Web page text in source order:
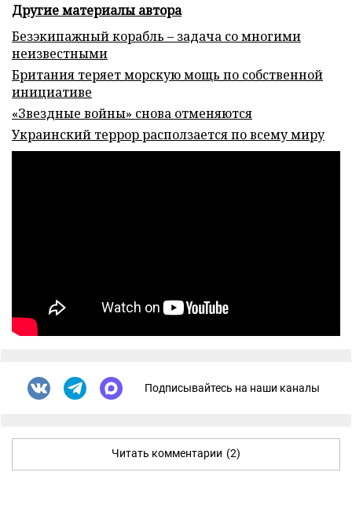
Другие материалы автора
Безэкипажный корабль – задача со многими
неизвестными
Британия теряет морскую мощь по собственной
инициативе
«Звездные войны» снова отменяются
Украинский террор расползается по всему миру
Подписывайтесь на наши каналы
Читать комментарии (2)